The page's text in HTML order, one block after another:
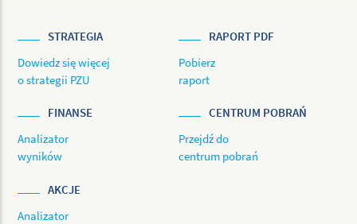
STRATEGIA
Dowiedz się więcej
o strategii PZU
RAPORT PDF
Pobierz
raport
FINANSE
Analizator
wyników
CENTRUM POBRAŃ
Przejdź do
centrum pobrań
AKCJE
Analizator